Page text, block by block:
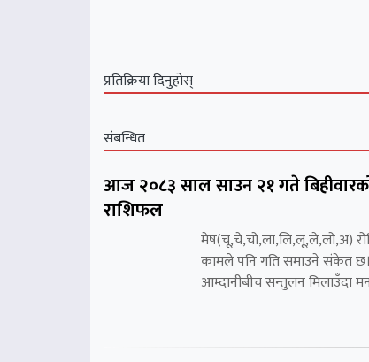
प्रतिक्रिया दिनुहोस्
संबन्धित
आज २०८३ साल साउन २१ गते
राशिफल
मेष(चू,चे,चो,ला,लि,लू,ले,लो,अ)
कामले पनि गति समाउने संकेत
आम्दानीबीच सन्तुलन मिलाउँदा